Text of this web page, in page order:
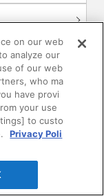
on our web
analyze our
of our web
who ma
have provi
your use
to custo
Privacy Poli